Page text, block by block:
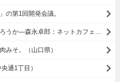
の第1回開発会議。
ネットカフェはアジールなのだろうか―森永卓郎：ネットカフェ難民がスラムをつくる日。
みそ。（山口県）
通1丁目）